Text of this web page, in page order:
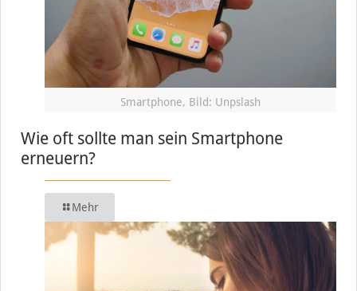
Smartphone, Bild: Unpslash
Wie oft sollte man sein Smartphone
erneuern?
Mehr